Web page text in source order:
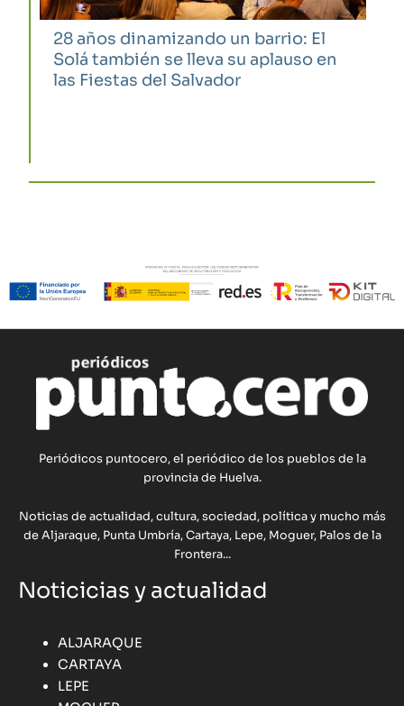
28 años dinamizando un barrio: El
Solá también se lleva su aplauso en
las Fiestas del Salvador
Periódicos puntocero, el periódico de los pueblos de la
provincia de Huelva.
Noticias de actualidad, cultura, sociedad, política y mucho más
de Aljaraque, Punta Umbría, Cartaya, Lepe, Moguer, Palos de la
Frontera...
Noticicias y actualidad
ALJARAQUE
CARTAYA
LEPE